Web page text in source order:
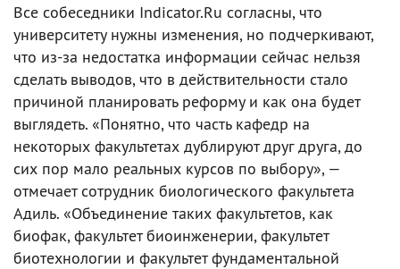
Все собеседники Indicator.Ru согласны, что
университету нужны изменения, но подчеркивают,
что из-за недостатка информации сейчас нельзя
сделать выводов, что в действительности стало
причиной планировать реформу и как она будет
выглядеть. «Понятно, что часть кафедр на
некоторых факультетах дублируют друг друга, до
сих пор мало реальных курсов по выбору», —
отмечает сотрудник биологического факультета
Адиль. «Объединение таких факультетов, как
биофак, факультет биоинженерии, факультет
биотехнологии и факультет фундаментальной